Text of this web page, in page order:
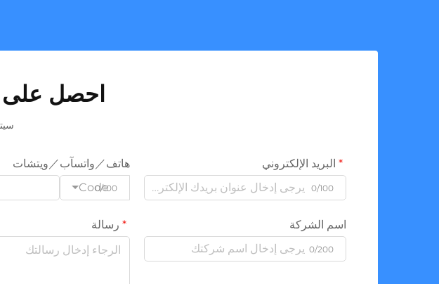
احصل
البريد الإلكتروني
0/100
هاتف／واتسآب／ويتشات
Code
0/100
اسم الشركة
0/200
رسالة